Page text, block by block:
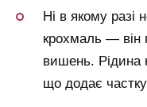
Ні в якому разі
крохмаль — він
вишень. Рідина
що додає